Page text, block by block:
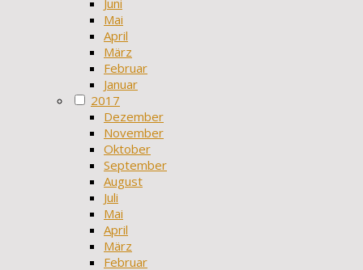
Juni
Mai
April
März
Februar
Januar
2017
Dezember
November
Oktober
September
August
Juli
Mai
April
März
Februar